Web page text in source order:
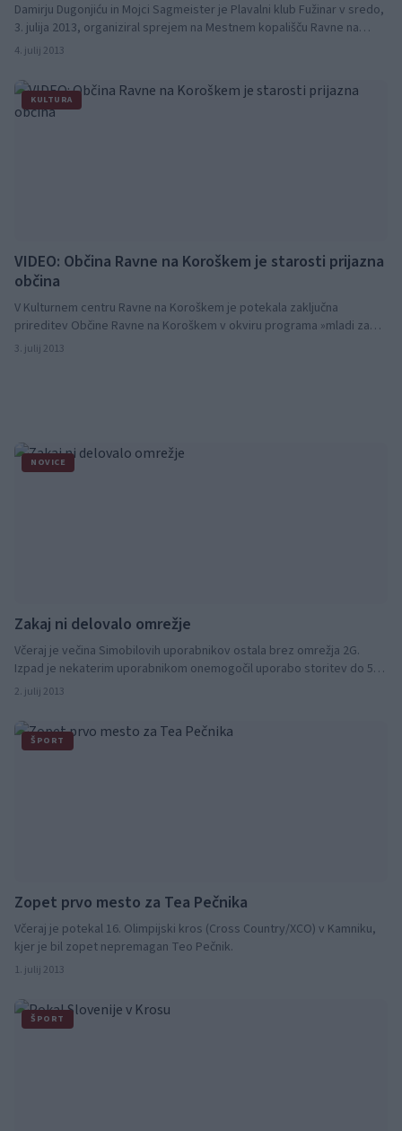
Damirju Dugonjiću in Mojci Sagmeister je Plavalni klub Fužinar v sredo,
3. julija 2013, organiziral sprejem na Mestnem kopališču Ravne na
Koroškem.
4. julij 2013
KULTURA
VIDEO: Občina Ravne na Koroškem je starosti prijazna
občina
V Kulturnem centru Ravne na Koroškem je potekala zaključna
prireditev Občine Ravne na Koroškem v okviru programa »mladi za
starejše - spodbujanje medgeneracijskega sožitja v občini.« Oglejte si
3. julij 2013
NOVICE
Zakaj ni delovalo omrežje
Včeraj je večina Simobilovih uporabnikov ostala brez omrežja 2G.
Izpad je nekaterim uporabnikom onemogočil uporabo storitev do 5
ur.
2. julij 2013
ŠPORT
Zopet prvo mesto za Tea Pečnika
Včeraj je potekal 16. Olimpijski kros (Cross Country/XCO) v Kamniku,
kjer je bil zopet nepremagan Teo Pečnik.
1. julij 2013
ŠPORT